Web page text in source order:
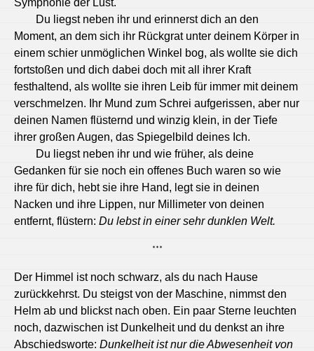
Symphonie der Lust.
Du liegst neben ihr und erinnerst dich an den
Moment, an dem sich ihr Rückgrat unter deinem Körper in
einem schier unmöglichen Winkel bog, als wollte sie dich
fortstoßen und dich dabei doch mit all ihrer Kraft
festhaltend, als wollte sie ihren Leib für immer mit deinem
verschmelzen. Ihr Mund zum Schrei aufgerissen, aber nur
deinen Namen flüsternd und winzig klein, in der Tiefe
ihrer großen Augen, das Spiegelbild deines Ich.
Du liegst neben ihr und wie früher, als deine
Gedanken für sie noch ein offenes Buch waren so wie
ihre für dich, hebt sie ihre Hand, legt sie in deinen
Nacken und ihre Lippen, nur Millimeter von deinen
entfernt, flüstern: Du lebst in einer sehr dunklen Welt.
***
Der Himmel ist noch schwarz, als du nach Hause
zurückkehrst. Du steigst von der Maschine, nimmst den
Helm ab und blickst nach oben. Ein paar Sterne leuchten
noch, dazwischen ist Dunkelheit und du denkst an ihre
Abschiedsworte: Dunkelheit ist nur die Abwesenheit von